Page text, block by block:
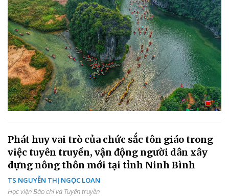
Phát huy vai trò của chức sắc tôn giáo trong
việc tuyên truyền, vận động người dân xây
dựng nông thôn mới tại tỉnh Ninh Bình
TS NGUYỄN THỊ NGỌC LOAN
Học viện Báo chí và Tuyên truyền